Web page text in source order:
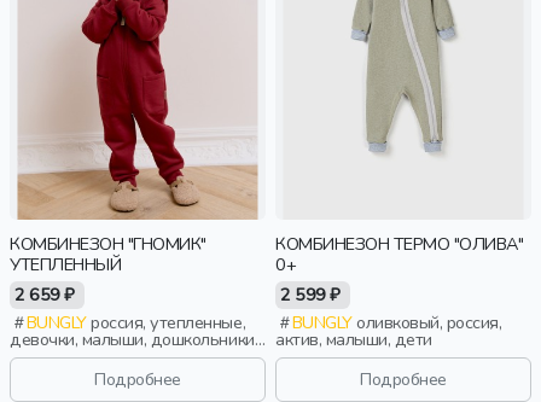
КОМБИНЕЗОН "ГНОМИК"
УТЕПЛЕННЫЙ
2 659 ₽
BUNGLYроссия, утепленные,
девочки, малыши, дошкольники,
дети
Подробнее
КОМБИНЕЗОН ТЕРМО "ОЛИВА"
0+
2 599 ₽
BUNGLYоливковый, россия,
актив, малыши, дети
Подробнее